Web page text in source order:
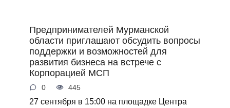
Предпринимателей Мурманской
области приглашают обсудить вопросы
поддержки и возможностей для
развития бизнеса на встрече с
Корпорацией МСП
0 445
27 сентября в 15:00 на площадке Центра